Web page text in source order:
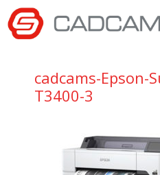
Aller
au
contenu
cadcams-Epson-
T3400-3